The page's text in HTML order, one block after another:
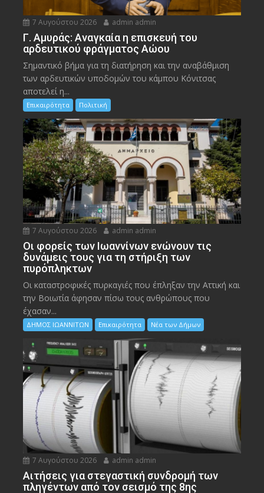
7 Αυγούστου 2026 admin admin
Γ. Αμυράς: Αναγκαία η επισκευή του
αρδευτικού φράγματος Αώου
Σημαντικό βήμα για τη διατήρηση και την αναβάθμιση
των αρδευτικών υποδομών του κάμπου Κόνιτσας
αποτελεί η...
Επικαιρότητα Πολιτική
7 Αυγούστου 2026 admin admin
Οι φορείς των Ιωαννίνων ενώνουν τις
δυνάμεις τους για τη στήριξη των
πυρόπληκτων
Οι καταστροφικές πυρκαγιές που έπληξαν την Αττική και
την Bοιωτία άφησαν πίσω τους ανθρώπους που
έχασαν...
ΔΗΜΟΣ ΙΩΑΝΝΙΤΩΝ Επικαιρότητα Νέα των Δήμων
7 Αυγούστου 2026 admin admin
Αιτήσεις για στεγαστική συνδρομή των
πληγέντων από τον σεισμό της 8ης